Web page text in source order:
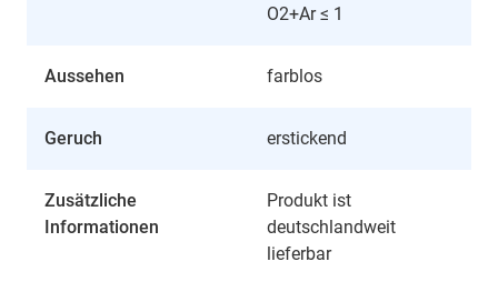
O2+Ar ≤ 1
Aussehen farblos
Geruch erstickend
Zusätzliche
Informationen
Produkt ist
deutschlandweit
lieferbar